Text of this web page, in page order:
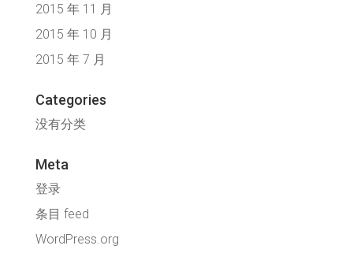
2015 年 11 月
2015 年 10 月
2015 年 7 月
Categories
没有分类
Meta
登录
条目 feed
WordPress.org